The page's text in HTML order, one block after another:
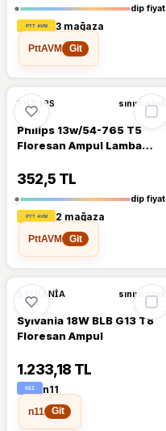
dip fiyat
3 mağaza
PttAVM
Git
%6
PHILIPS sınırlı stok
Philips 13w/54-765 T5
Floresan Ampul Lamba
352,5 TL
dip fiyat
2 mağaza
PttAVM
Git
SYLVANIA sınırlı stok
Sylvania 18W BLB G13 T8
Floresan Ampul
1.233,18 TL
n11
n11
Git